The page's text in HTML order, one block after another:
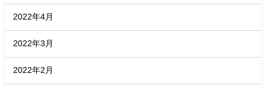
2022年4月
2022年3月
2022年2月